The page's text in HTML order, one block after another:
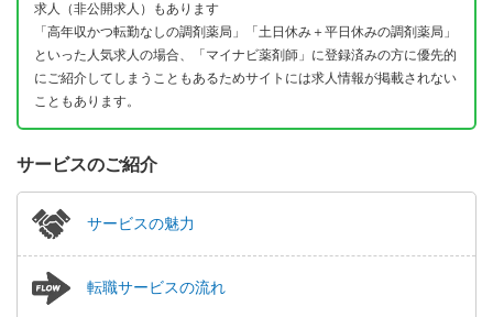
求人（非公開求人）もあります
「高年収かつ転勤なしの調剤薬局」「土日休み＋平日休みの調剤薬局」
といった人気求人の場合、「マイナビ薬剤師」に登録済みの方に優先的
にご紹介してしまうこともあるためサイトには求人情報が掲載されない
こともあります。
サービスのご紹介
サービスの魅力
転職サービスの流れ